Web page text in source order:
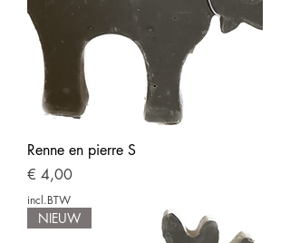
Renne en pierre S
Prijs
€ 4,00
incl.BTW
NIEUW